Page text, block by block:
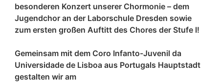
besonderen Konzert unserer Chormonie – dem
Jugendchor an der Laborschule Dresden sowie
zum ersten großen Auftitt des Chores der Stufe I!
Gemeinsam mit dem Coro Infanto-Juvenil da
Universidade de Lisboa aus Portugals Hauptstadt
gestalten wir am